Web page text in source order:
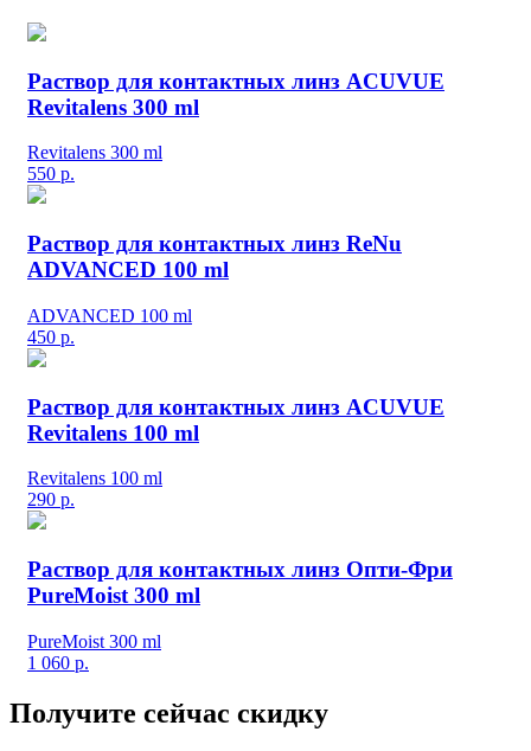
Раствор для контактных линз ACUVUE
Revitalens 300 ml
Revitalens 300 ml
550 р.
Раствор для контактных линз ReNu
ADVANCED 100 ml
ADVANCED 100 ml
450 р.
Раствор для контактных линз ACUVUE
Revitalens 100 ml
Revitalens 100 ml
290 р.
Раствор для контактных линз Опти-Фри
PureMoist 300 ml
PureMoist 300 ml
1 060 р.
Получите сейчас скидку